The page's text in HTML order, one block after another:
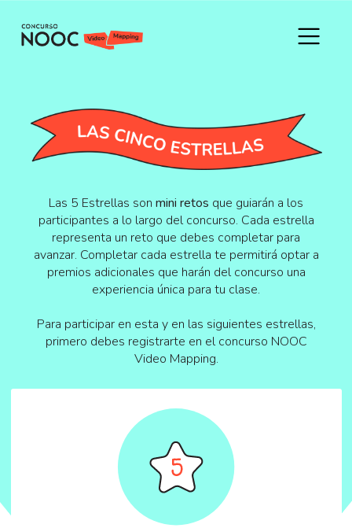
Las 5 Estrellas son mini retos que guiarán a los
participantes a lo largo del concurso. Cada estrella
representa un reto que debes completar para
avanzar. Completar cada estrella te permitirá optar a
premios adicionales que harán del concurso una
experiencia única para tu clase.
Para participar en esta y en las siguientes estrellas,
primero debes registrarte en el concurso NOOC
Video Mapping.